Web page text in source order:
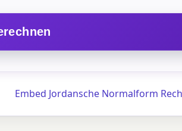
Embed Jordansche Normalform